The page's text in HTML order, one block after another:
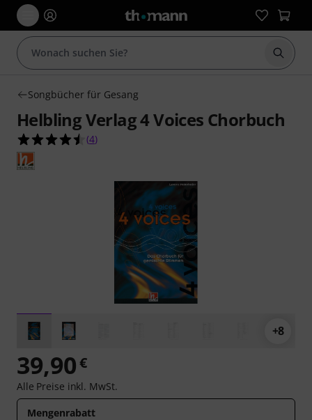
Suche
Songbücher für Gesang
Helbling Verlag 4 Voices Chorbuch
4.5 von 5 Sternen aus 4 Kundenbewertungen
(4)
+8
39,90€
Alle Preise inkl. MwSt.
Mengenrabatt